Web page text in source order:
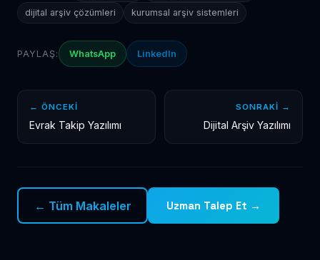
dijital arşiv çözümleri
kurumsal arşiv sistemleri
PAYLAŞ: WhatsApp LinkedIn
← ÖNCEKI
Evrak Takip Yazılımı
SONRAKI →
Dijital Arşiv Yazılımı
← Tüm Makaleler Uzman Talep Et →